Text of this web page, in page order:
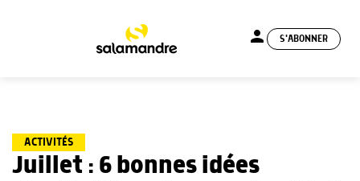
person S'ABONNER
ACTIVITÉS
Juillet : 6 bonnes idées